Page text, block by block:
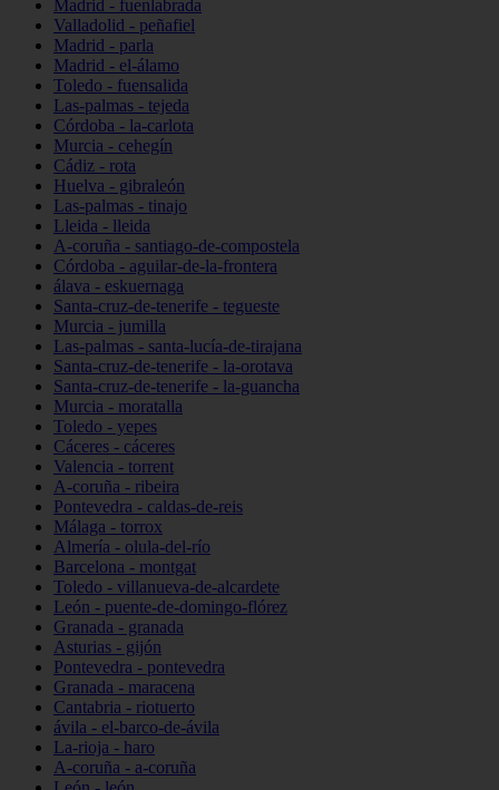
Madrid - fuenlabrada
Valladolid - peñafiel
Madrid - parla
Madrid - el-álamo
Toledo - fuensalida
Las-palmas - tejeda
Córdoba - la-carlota
Murcia - cehegín
Cádiz - rota
Huelva - gibraleón
Las-palmas - tinajo
Lleida - lleida
A-coruña - santiago-de-compostela
Córdoba - aguilar-de-la-frontera
álava - eskuernaga
Santa-cruz-de-tenerife - tegueste
Murcia - jumilla
Las-palmas - santa-lucía-de-tirajana
Santa-cruz-de-tenerife - la-orotava
Santa-cruz-de-tenerife - la-guancha
Murcia - moratalla
Toledo - yepes
Cáceres - cáceres
Valencia - torrent
A-coruña - ribeira
Pontevedra - caldas-de-reis
Málaga - torrox
Almería - olula-del-río
Barcelona - montgat
Toledo - villanueva-de-alcardete
León - puente-de-domingo-flórez
Granada - granada
Asturias - gijón
Pontevedra - pontevedra
Granada - maracena
Cantabria - riotuerto
ávila - el-barco-de-ávila
La-rioja - haro
A-coruña - a-coruña